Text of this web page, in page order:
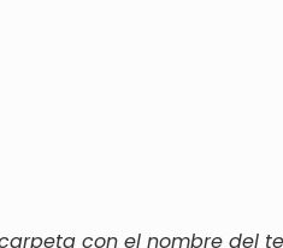
con el nombre del